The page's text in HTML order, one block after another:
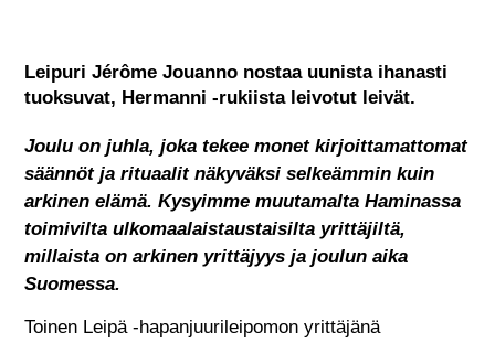
Leipuri Jérôme Jouanno nostaa uunista ihanasti
tuoksuvat, Hermanni -rukiista leivotut leivät.
Joulu on juhla, joka tekee monet kirjoittamattomat
säännöt ja rituaalit näkyväksi selkeämmin kuin
arkinen elämä. Kysyimme muutamalta Haminassa
toimivilta ulkomaalaistaustaisilta yrittäjiltä,
millaista on arkinen yrittäjyys ja joulun aika
Suomessa.
Toinen Leipä -hapanjuurileipomon yrittäjänä